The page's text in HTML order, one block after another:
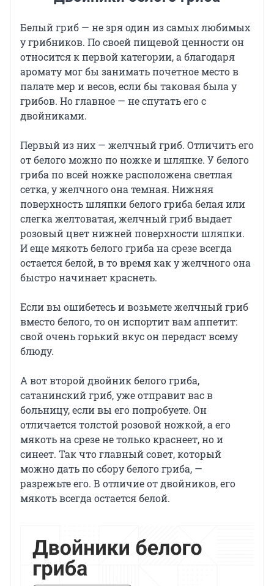
Белый гриб — не зря один из самых любимых
у грибников. По своей пищевой ценности он
относится к первой категории, а благодаря
аромату мог бы занимать почетное место в
палате мер и весов, если бы таковая была у
грибов. Но главное — не спутать его с
двойниками.
Первый из них — желчный гриб. Отличить его
от белого можно по ножке и шляпке. У белого
гриба по всей ножке расположена светлая
сетка, у желчного она темная. Нижняя
поверхность шляпки белого гриба белая или
слегка желтоватая, желчный гриб выдает
розовый цвет нижней поверхности шляпки.
И еще мякоть белого гриба на срезе всегда
остается белой, в то время как у желчного она
быстро начинает краснеть.
Если вы ошибетесь и возьмете желчный гриб
вместо белого, то он испортит вам аппетит:
свой очень горький вкус он передаст всему
блюду.
А вот второй двойник белого гриба,
сатанинский гриб, уже отправит вас в
больницу, если вы его попробуете. Он
отличается толстой розовой ножкой, а его
мякоть на срезе не только краснеет, но и
синеет. Так что главный совет, который
можно дать по сбору белого гриба, —
разрежьте его. В отличие от двойников, его
мякоть всегда остается белой.